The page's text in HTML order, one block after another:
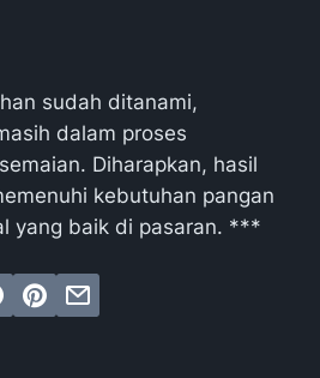
sudah ditanami,
dalam proses
Diharapkan, hasil
kebutuhan pangan
yang baik di pasaran. ***